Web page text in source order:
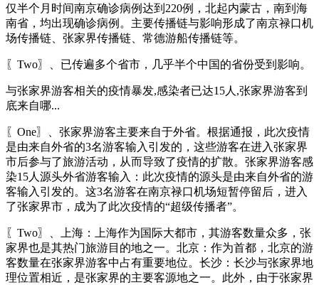
仅半个月时间南京确诊病例达到220例，北起内蒙古，南到海
南省，均出现确诊病例。主要传播链与影响形成了南京禄口机
场传播链、张家界传播链、常德游船传播链等。
〖Two〗、已传遍多个省市，几乎半个中国的省份受到影响。
与张家界游客相关的疫情暴发,感染者已达15人,张家界游客到
底来自哪...
〖One〗、张家界游客主要来自于外省。根据通报，此次疫情
是由来自外省的3名游客输入引发的，这些游客在进入张家界
市后参与了旅游活动，从而导致了疫情的扩散。张家界游客感
染15人源头外省游客输入：此次疫情的源头是由来自外省的游
客输入引发的。这3名游客在南京禄口机场短暂停留后，进入
了张家界市，成为了此次疫情的“超级传播者”。
〖Two〗、上海：上海作为国际大都市，其游客数量众多，张
家界也是其热门旅游目的地之一。北京：作为首都，北京的游
客数量在张家界游客中占有重要地位。长沙：长沙与张家界地
理位置相近，是张家界的主要客源地之一。此外，由于张家界